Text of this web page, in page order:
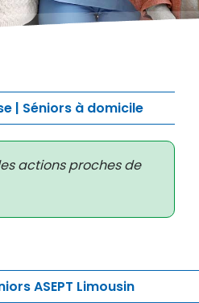
| Séniors à domicile
actions proches de
ASEPT Limousin